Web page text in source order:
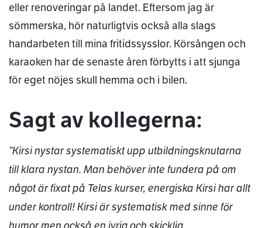
eller renoveringar på landet. Eftersom jag är
sömmerska, hör naturligtvis också alla slags
handarbeten till mina fritidssysslor. Körsången och
karaoken har de senaste åren förbytts i att sjunga
för eget nöjes skull hemma och i bilen.
Sagt av kollegerna:
”Kirsi nystar systematiskt upp utbildningsknutarna
till klara nystan. Man behöver inte fundera på om
något är fixat på Telas kurser, energiska Kirsi har allt
under kontroll! Kirsi är systematisk med sinne för
humor men också en ivrig och skicklig